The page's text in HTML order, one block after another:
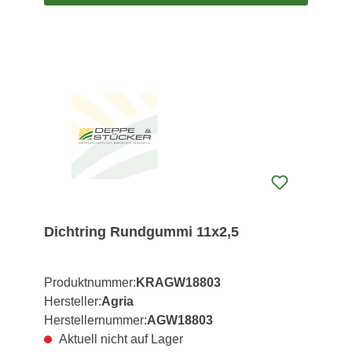
Dichtring Rundgummi 11x2,5
Produktnummer: KRAGW18803
Hersteller:Agria
Herstellernummer:AGW18803
Aktuell nicht auf Lager